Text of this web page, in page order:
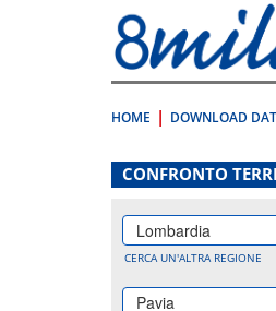
direttamente
a:
Contenuto
HOME DOWNLOAD
.
CONFRONTO
Lombardia
CERCA UN'ALTRA REGIONE
Pavia